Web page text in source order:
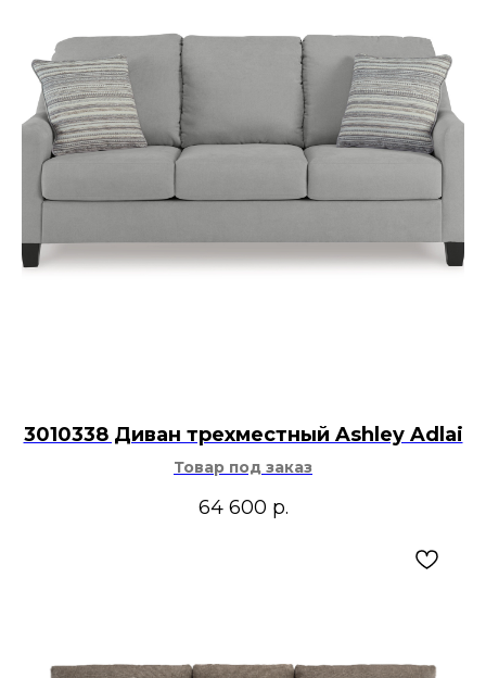
3010338 Диван трехместный Ashley Adlai
Товар под заказ
64 600 р.